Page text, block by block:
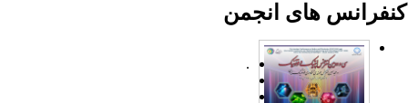
های انجمن
.